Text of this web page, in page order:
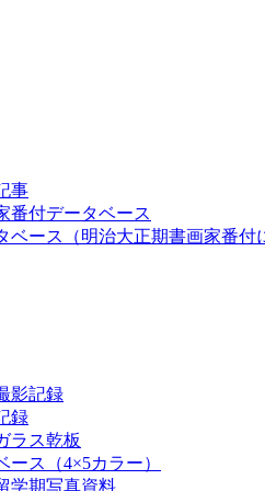
事
番付データベース
ベース（明治大正期書画家番付
影記録
録
ラス乾板
ス（4×5カラー）
学期写真資料